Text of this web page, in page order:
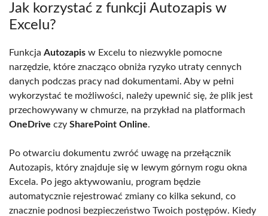
Jak korzystać z funkcji Autozapis w
Excelu?
Funkcja Autozapis w Excelu to niezwykle pomocne
narzędzie, które znacząco obniża ryzyko utraty cennych
danych podczas pracy nad dokumentami. Aby w pełni
wykorzystać te możliwości, należy upewnić się, że plik jest
przechowywany w chmurze, na przykład na platformach
OneDrive czy SharePoint Online.
Po otwarciu dokumentu zwróć uwagę na przełącznik
Autozapis, który znajduje się w lewym górnym rogu okna
Excela. Po jego aktywowaniu, program będzie
automatycznie rejestrować zmiany co kilka sekund, co
znacznie podnosi bezpieczeństwo Twoich postępów. Kiedy